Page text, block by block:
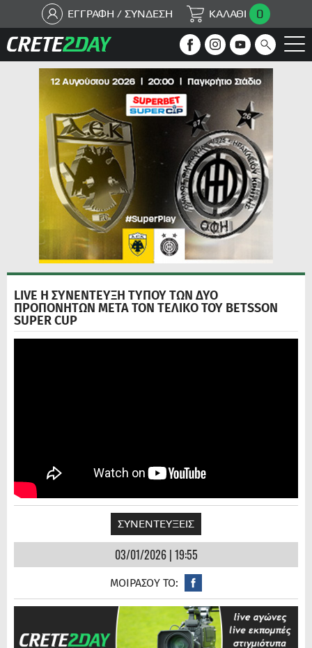
ΕΓΓΡΑΦΗ / ΣΥΝΔΕΣΗ ΚΑΛΑΘΙ 0
LIVE Η ΣΥΝΕΝΤΕΥΞΗ ΤΥΠΟΥ ΤΩΝ ΔΥΟ
ΠΡΟΠΟΝΗΤΩΝ ΜΕΤΑ ΤΟΝ ΤΕΛΙΚΟ ΤΟΥ BETSSON
SUPER CUP
ΣΥΝΕΝΤΕΥΞΕΙΣ
03/01/2026 | 19:55
ΜΟΙΡΑΣΟΥ ΤΟ: